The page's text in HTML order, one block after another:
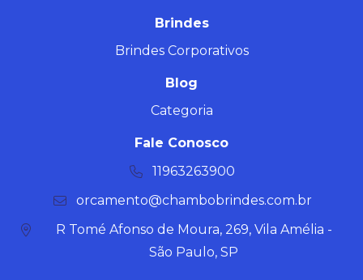
Brindes
Brindes Corporativos
Blog
Categoria
Fale Conosco
11963263900
orcamento@chambobrindes.com.br
R Tomé Afonso de Moura, 269, Vila Amélia -
São Paulo, SP